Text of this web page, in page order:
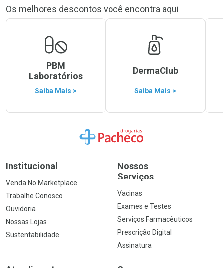
Os melhores descontos você encontra aqui
PBM
Laboratórios
Saiba Mais >
DermaClub
Saiba Mais >
Ir para a Home
Institucional
Venda No Marketplace
Trabalhe Conosco
Ouvidoria
Nossas Lojas
Sustentabilidade
Nossos
Serviços
Vacinas
Exames e Testes
Serviços Farmacêuticos
Prescrição Digital
Assinatura